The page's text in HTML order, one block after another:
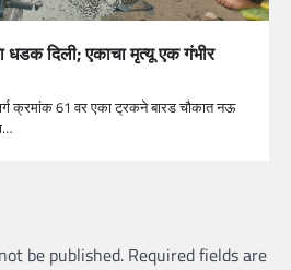
दिली; एकाचा मृत्यू एक गंभीर
क्रमांक 61 वर एका ट्रकने बारड चौकात नऊ
be published. Required fields are